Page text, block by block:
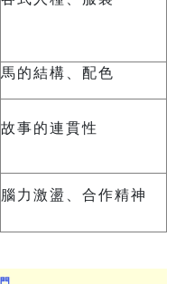
馬的結構、配色
故事的連貫性
腦力激盪、合作精神